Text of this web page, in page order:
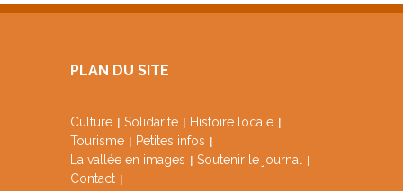
PLAN DU SITE
Culture Solidarité
Histoire locale
Tourisme
Petites infos
La vallée en images
Soutenir le journal
Contact